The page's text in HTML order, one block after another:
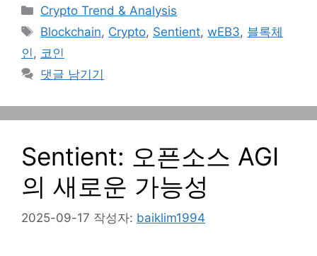
카
테
리
Crypto Trend & Analysis
태
그
Blockchain, Crypto, Sentient,wEB3, 블록체
인, 코인
댓글 남기기
Sentient: 오픈소스 AGI
의 새로운 가능성
2025-09-17 작성자: baiklim1994